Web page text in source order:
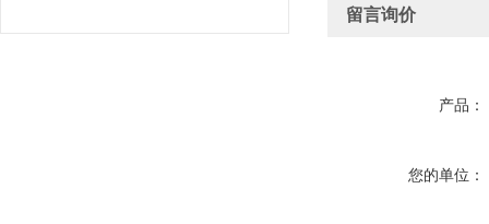
留言询价
产品：
您的单位：